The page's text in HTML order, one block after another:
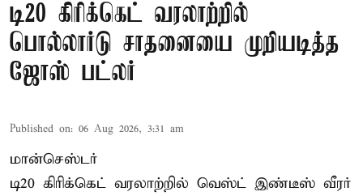
டி20 கிரிக்கெட் வரலாற்றில்
பொல்லார்டு சாதனையை முறியடித்த
ஜோஸ் பட்லர்
Published on: 06 Aug 2026, 3:31 am
மான்செஸ்டர்
டி20 கிரிக்கெட் வரலாற்றில் வெஸ்ட் இண்டீஸ் வீரர்